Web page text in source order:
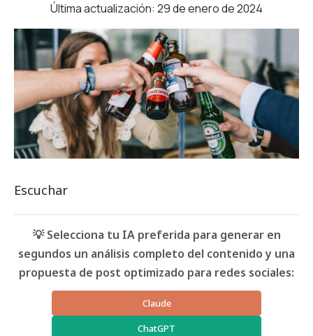
Última actualización: 29 de enero de 2024
Escuchar
💡 Selecciona tu IA preferida para generar en
segundos un análisis completo del contenido y una
propuesta de post optimizado para redes sociales:
Claude
ChatGPT